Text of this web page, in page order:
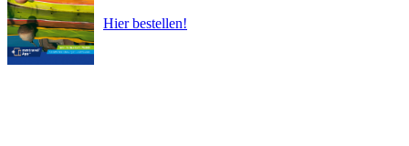
Hier bestellen!